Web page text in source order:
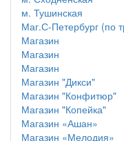
м. Тушинская
Маг.С-Петербург (по
Магазин
Магазин
Магазин
Магазин "Дикси"
Магазин "Конфитюр"
Магазин "Копейка"
Магазин «Ашан»
Магазин «Мелодия»